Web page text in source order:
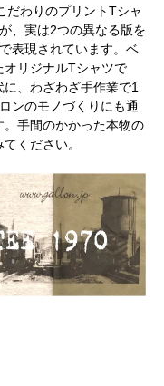
だわりのプリントTシャ
、実は2つの異なる版を
表現されています。ベ
オリジナルTシャツで
、わざわざ手作業で1
ンのモノづくりにも通
。手間のかかった本物の
ください。